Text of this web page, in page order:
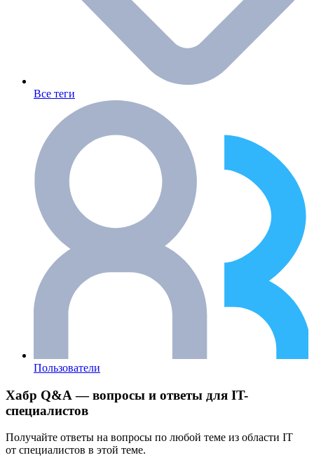
Все теги
Пользователи
Хабр Q&A — вопросы и ответы для IT-
специалистов
Получайте ответы на вопросы по любой теме из области IT
от специалистов в этой теме.